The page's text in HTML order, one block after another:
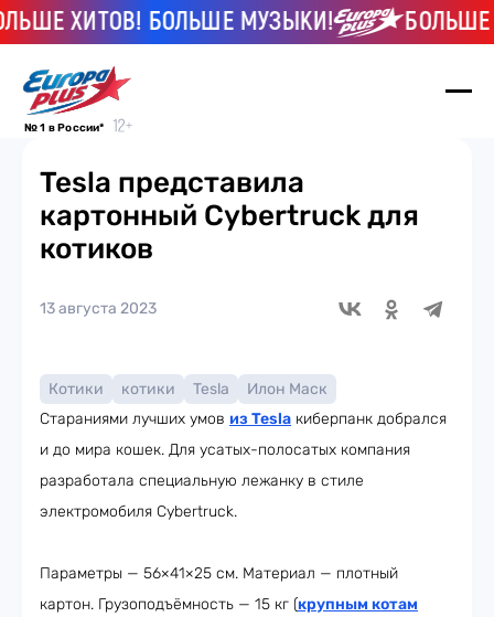
ХИТОВ! БОЛЬШЕ МУЗЫКИ! БОЛЬШЕ
№ 1 в России*
Tesla представила
картонный Cybertruck для
котиков
13 августа 2023
Котики котики Tesla
Илон Маск
Стараниями лучших умов из Tesla киберпанк добрался
и до мира кошек. Для усатых-полосатых компания
разработала специальную лежанку в стиле
электромобиля Cybertruck.
Параметры — 56×41×25 см. Материал — плотный
картон. Грузоподъёмность — 15 кг (крупным котам